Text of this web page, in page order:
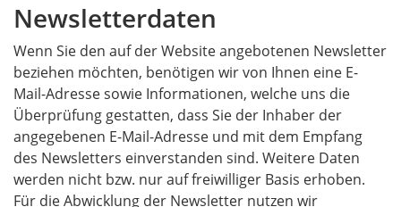
Newsletter­daten
Wenn Sie den auf der Website angebotenen Newsletter
beziehen möchten, benötigen wir von Ihnen eine E-
Mail-Adresse sowie Informationen, welche uns die
Überprüfung gestatten, dass Sie der Inhaber der
angegebenen E-Mail-Adresse und mit dem Empfang
des Newsletters einverstanden sind. Weitere Daten
werden nicht bzw. nur auf freiwilliger Basis erhoben.
Für die Abwicklung der Newsletter nutzen wir